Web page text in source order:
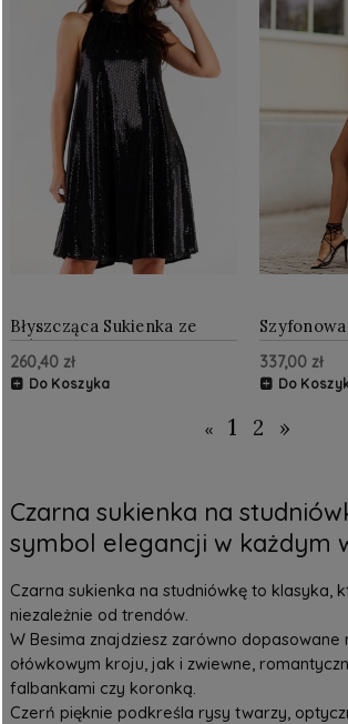
Błyszcząca Sukienka ze
Stójką Czarna AW563
260,40 zł
Do Koszyka
Czarna
337,00 zł
Do
« 1 2 »
Czarna sukienka na
symbol elegancji w każdym
Czarna sukienka na studniówkę to klasyka,
niezależnie od trendów.
W Besima znajdziesz zarówno dopasowane
ołówkowym kroju, jak i zwiewne,
falbankami czy koronką.
Czerń pięknie podkreśla rysy twarzy,